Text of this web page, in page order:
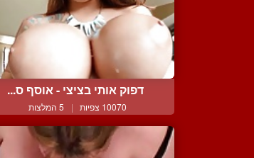
דפוק אותי בציצי - אוסף ס...
10070 צפיות | 5 המלצות